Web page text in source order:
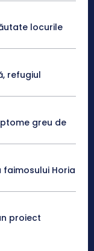
locurile
refugiul
greu de
faimosului Horia
proiect